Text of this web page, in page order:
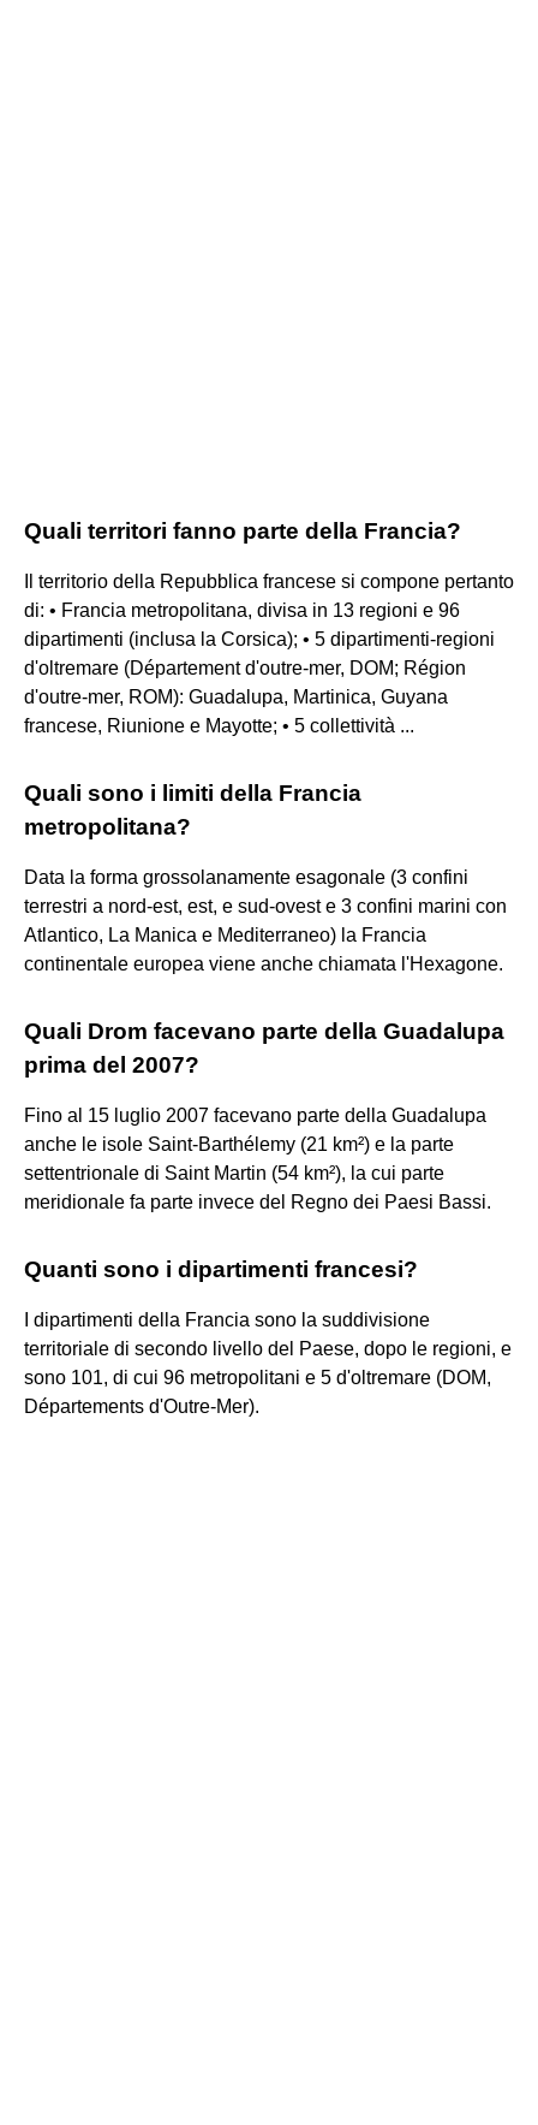
Quali territori fanno parte della Francia?
Il territorio della Repubblica francese si compone pertanto
di: • Francia metropolitana, divisa in 13 regioni e 96
dipartimenti (inclusa la Corsica); • 5 dipartimenti-regioni
d'oltremare (Département d'outre-mer, DOM; Région
d'outre-mer, ROM): Guadalupa, Martinica, Guyana
francese, Riunione e Mayotte; • 5 collettività ...
Quali sono i limiti della Francia
metropolitana?
Data la forma grossolanamente esagonale (3 confini
terrestri a nord-est, est, e sud-ovest e 3 confini marini con
Atlantico, La Manica e Mediterraneo) la Francia
continentale europea viene anche chiamata l'Hexagone.
Quali Drom facevano parte della Guadalupa
prima del 2007?
Fino al 15 luglio 2007 facevano parte della Guadalupa
anche le isole Saint-Barthélemy (21 km²) e la parte
settentrionale di Saint Martin (54 km²), la cui parte
meridionale fa parte invece del Regno dei Paesi Bassi.
Quanti sono i dipartimenti francesi?
I dipartimenti della Francia sono la suddivisione
territoriale di secondo livello del Paese, dopo le regioni, e
sono 101, di cui 96 metropolitani e 5 d'oltremare (DOM,
Départements d'Outre-Mer).